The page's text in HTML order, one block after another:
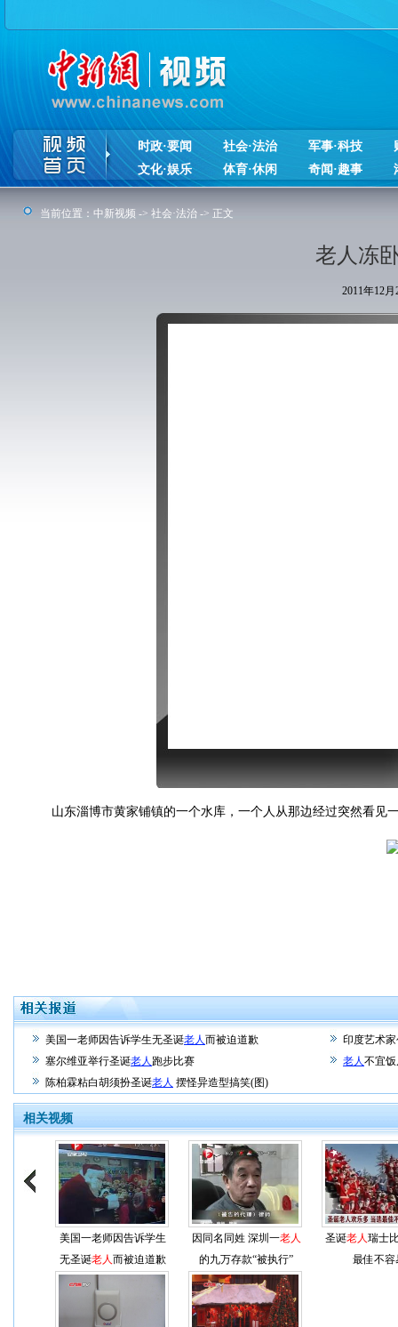
时政·要闻 社会·法治 军事·科技
文化·娱乐
体育·休闲 奇闻·趣事
当前位置： 中新视频 -> 社会·法治 -> 正文
老人冻
2011年12
山东淄博市黄家铺镇的一个水库，一个人从那边经过突然看见
美国一老师因告诉学生无圣诞老人而被迫道歉
印度艺术
塞尔维亚举行圣诞老人 跑步比赛 老人不宜
陈柏霖粘白胡须扮圣诞老人 摆怪异造型搞笑(图)
相关视频
美国一老师因告诉学生
无圣诞老人而被迫道歉
因同名同姓 深圳一老人
的九万存款“被执行”
圣诞老人瑞士
最佳不容